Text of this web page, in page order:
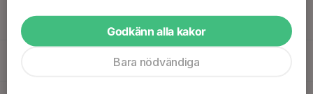
Fre Godkänn alla kakor
Bara nödvändiga